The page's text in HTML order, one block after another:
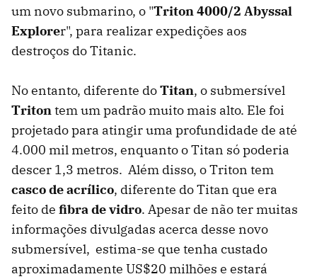
um novo submarino, o "Triton 4000/2 Abyssal
Explorer", para realizar expedições aos
destroços do Titanic.
No entanto, diferente doTitan, o submersível
Tritontem um padrão muito mais alto. Ele foi
projetado para atingir uma profundidade de até
4.000 mil metros, enquanto o Titan só poderia
descer 1,3 metros. Além disso, o Triton tem
casco de acrílico, diferente do Titan que era
feito de fibra de vidro. Apesar de não ter muitas
informações divulgadas acerca desse novo
submersível, estima-se que tenha custado
aproximadamente US$20 milhões e estará